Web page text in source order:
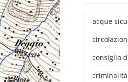
acque
consiglio
criminalità